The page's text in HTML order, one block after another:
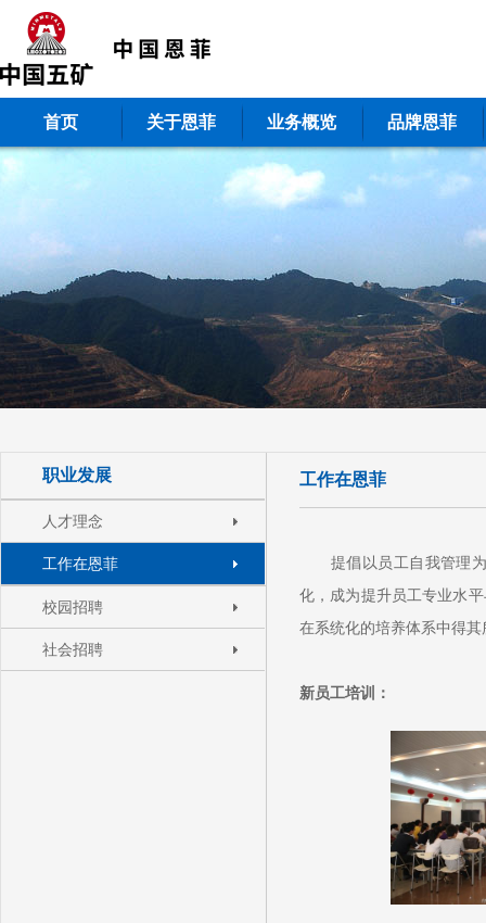
首页 关于恩菲 业务概览 品牌恩菲
职业发展
人才理念
工作在恩菲
校园招聘
社会招聘
工作在恩菲
提倡以员工自我管理为
化，成为提升员工专业水
在系统化的培养体系中得其
新员工培训：